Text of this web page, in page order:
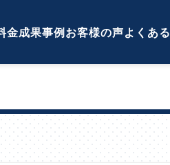
金成果事例お客様の声よくあ